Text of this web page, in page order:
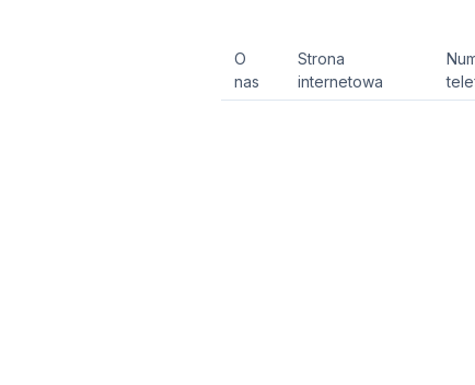
O
nas
Strona
internetowa